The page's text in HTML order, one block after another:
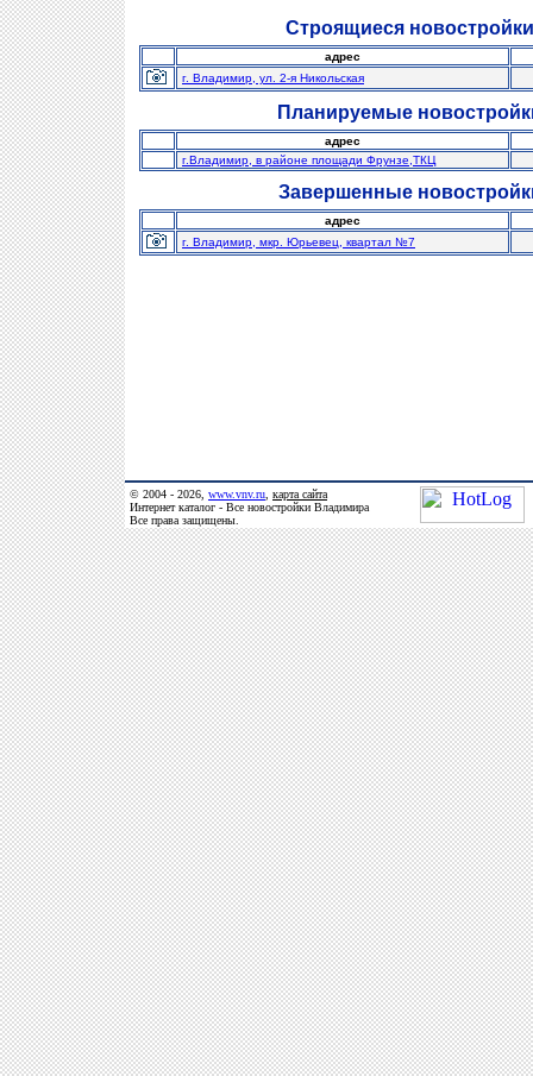
Строящиеся
адрес
г. Владимир, ул. 2-я Никольская
Планируемые
адрес
г.Владимир, в районе площади Фрунзе,ТКЦ
Завершенные
адрес
г. Владимир, мкр. Юрьевец, квартал №7
© 2004 - 2026, www.vnv.ru карта сайта
Интернет каталог - Все новостройки Владимира
Все права защищены.